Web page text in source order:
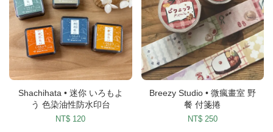
Shachihata • 迷你 いろもよ
う 色染油性防水印台
NT$ 120
Breezy Studio • 微瘋畫室 野
餐 付箋捲
NT$ 250